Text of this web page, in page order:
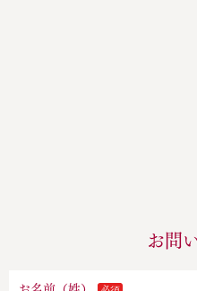
お問